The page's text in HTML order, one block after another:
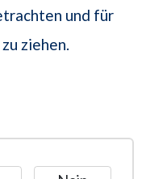
und für
ziehen.